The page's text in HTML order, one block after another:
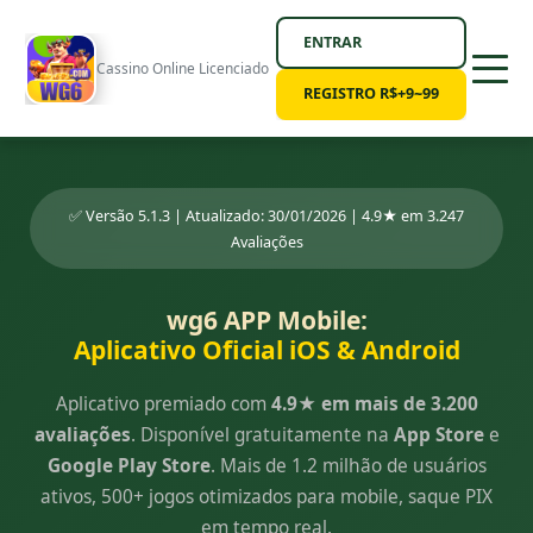
Cassino Online Licenciado
ENTRAR
REGISTRO R$+9~99
✅ Versão 5.1.3 | Atualizado: 30/01/2026 | 4.9★ em 3.247
Avaliações
wg6 APP Mobile:
Aplicativo Oficial iOS & Android
Aplicativo premiado com 4.9★ em mais de 3.200
avaliações. Disponível gratuitamente na App Storee
Google Play Store. Mais de 1.2 milhão de usuários
ativos, 500+ jogos otimizados para mobile, saque PIX
em tempo real.